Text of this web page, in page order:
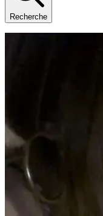
Recherche